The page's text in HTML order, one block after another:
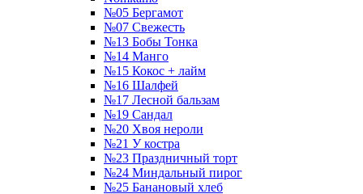
№05 Бергамот
№07 Свежесть
№13 Бобы Тонка
№14 Манго
№15 Кокос + лайм
№16 Шалфей
№17 Лесной бальзам
№19 Сандал
№20 Хвоя нероли
№21 У костра
№23 Праздничный торт
№24 Миндальный пирог
№25 Банановый хлеб